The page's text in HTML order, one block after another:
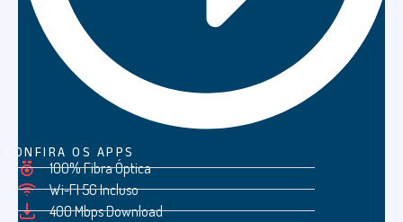
CONFIRA OS APPS
100% Fibra Óptica
Wi-FI 5G Incluso
400 Mbps Download